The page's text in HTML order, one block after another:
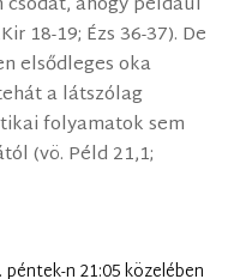
18-19; Ézs 36-37). De
elsődleges oka
a látszólag
folyamatok sem
(vö. Péld 21,1;
n 21:05 közelében